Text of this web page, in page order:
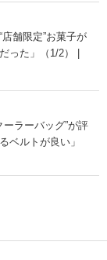
舗限定”お菓子が
った」（1/2） |
ラーバッグ”が評
ベルトが良い」